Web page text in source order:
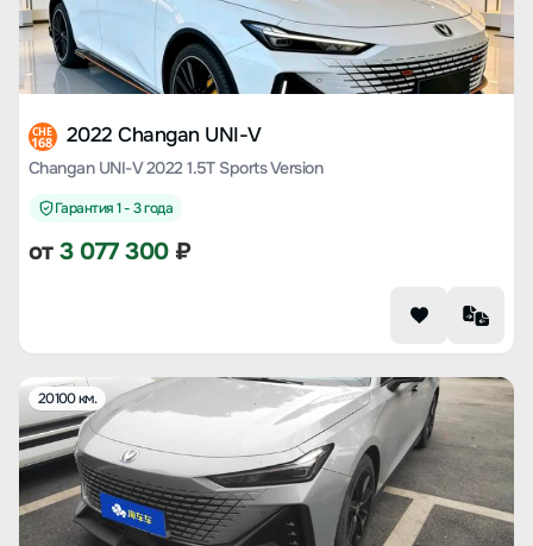
CHE
168 2022 Changan UNI-V
Changan UNI-V 2022 1.5T Sports Version
Гарантия 1 - 3 года
от3 077 300₽
20100 км.